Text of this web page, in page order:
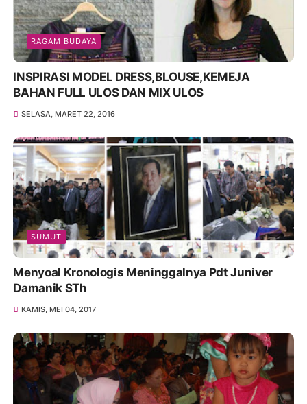
RAGAM BUDAYA
INSPIRASI MODEL DRESS,BLOUSE,KEMEJA
BAHAN FULL ULOS DAN MIX ULOS
SELASA, MARET 22, 2016
SUMUT
Menyoal Kronologis Meninggalnya Pdt Juniver
Damanik STh
KAMIS, MEI 04, 2017